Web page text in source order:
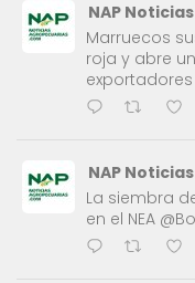
NAP
Marruecos
roja y abre
exportadores
NAP
La siembra
en el NEA